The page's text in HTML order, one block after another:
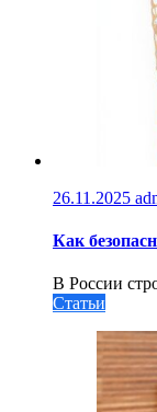
26.11.2025
Как
В России
Статьи